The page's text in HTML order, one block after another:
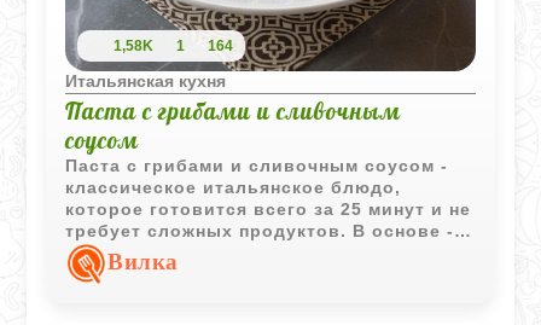
1,58K 1 164
Итальянская кухня
Паста с грибами и сливочным
соусом
Паста с грибами и сливочным соусом -
классическое итальянское блюдо,
которое готовится всего за 25 минут и не
требует сложных продуктов. В основе -
тальятелле, идеально подходящие для
нежного сливочного соуса. Шампиньоны
Вилка